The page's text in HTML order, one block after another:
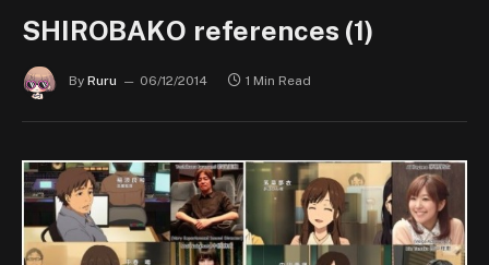
SHIROBAKO references (1)
By Ruru 06/12/2014 1 Min Read